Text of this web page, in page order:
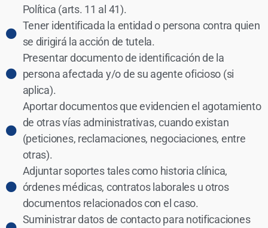
Política (arts. 11 al 41).
Tener identificada la entidad o persona contra quien
se dirigirá la acción de tutela.
Presentar documento de identificación de la
persona afectada y/o de su agente oficioso (si
aplica).
Aportar documentos que evidencien el agotamiento
de otras vías administrativas, cuando existan
(peticiones, reclamaciones, negociaciones, entre
otras).
Adjuntar soportes tales como historia clínica,
órdenes médicas, contratos laborales u otros
documentos relacionados con el caso.
Suministrar datos de contacto para notificaciones